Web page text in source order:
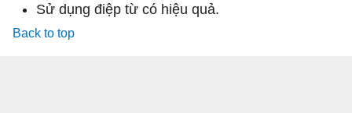
Sử dụng điệp từ có hiệu quả.
Back to top